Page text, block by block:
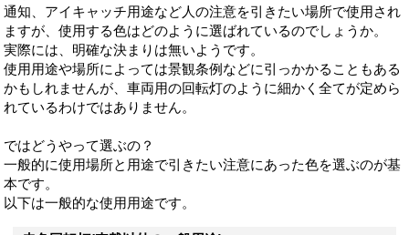
通知、アイキャッチ用途など人の注意を引きたい場所で使用され
ますが、使用する色はどのように選ばれているのでしょうか。
実際には、明確な決まりは無いようです。
使用用途や場所によっては景観条例などに引っかかることもある
かもしれませんが、車両用の回転灯のように細かく全てが定めら
れているわけではありません。
ではどうやって選ぶの？
一般的に使用場所と用途で引きたい注意にあった色を選ぶのが基
本です。
以下は一般的な使用用途です。